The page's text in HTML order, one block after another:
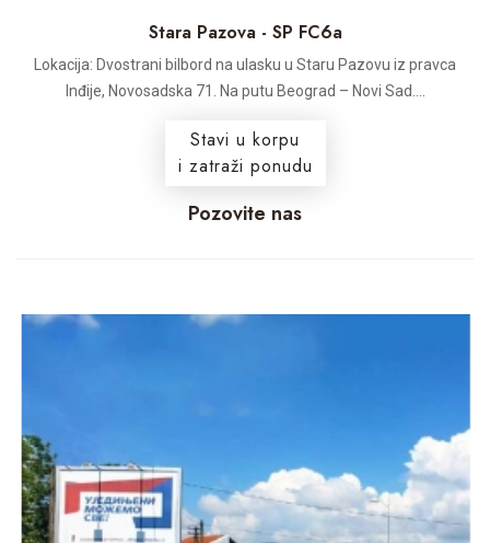
Stara Pazova - SP FC6a
Lokacija: Dvostrani bilbord na ulasku u Staru Pazovu iz pravca
Inđije, Novosadska 71. Na putu Beograd – Novi Sad....
Stavi u korpu
i zatraži ponudu
Pozovite nas